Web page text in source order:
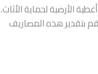
الأرضية لحماية الأثاث.
بتقدير هذه المصاريف